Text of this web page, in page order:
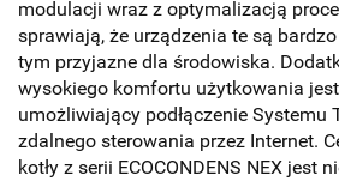
modulacji wraz z optymalizacją
sprawiają, że urządzenia te są
tym przyjazne dla środowiska.
wysokiego komfortu użytkowania
umożliwiający podłączenie Systemu
zdalnego sterowania przez Internet.
kotły z serii ECOCONDENS NEX jest